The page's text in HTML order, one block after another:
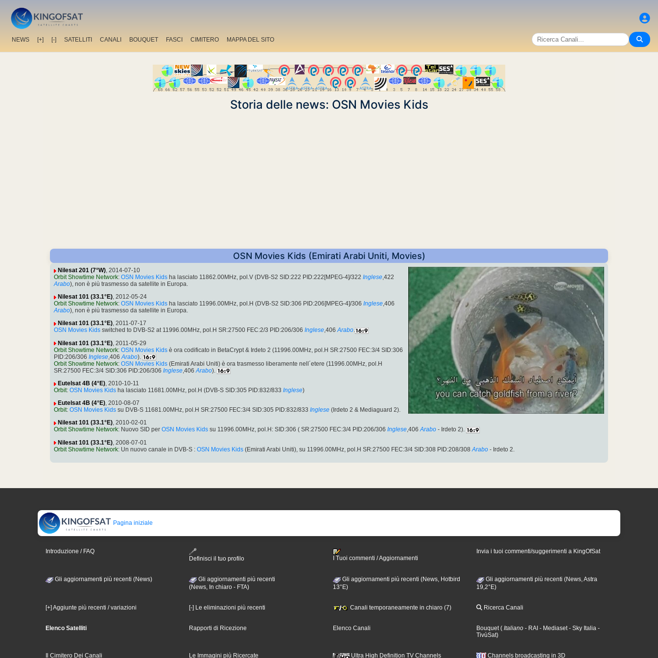
NEWS [+] [-] SATELLITI CANALI BOUQUET FASCI CIMITERO MAPPA DEL SITO
Storia delle news: OSN Movies Kids
OSN Movies Kids (Emirati Arabi Uniti, Movies)
Nilesat 201 (7°W), 2014-07-10
Orbit Showtime Network: OSN Movies Kids ha lasciato 11862.00MHz, pol.V (DVB-S2 SID:222 PID:222[MPEG-4]/322 Inglese,422
Arabo), non è più trasmesso da satellite in Europa.
Nilesat 101 (33.1°E), 2012-05-24
Orbit Showtime Network: OSN Movies Kids ha lasciato 11996.00MHz, pol.H (DVB-S2 SID:306 PID:206[MPEG-4]/306 Inglese,406
Arabo), non è più trasmesso da satellite in Europa.
Nilesat 101 (33.1°E), 2011-07-17
OSN Movies Kids switched to DVB-S2 at 11996.00MHz, pol.H SR:27500 FEC:2/3 PID:206/306 Inglese,406 Arabo.
Nilesat 101 (33.1°E) , 2011-05-29
Orbit Showtime Network: OSN Movies Kids è ora codificato in BetaCrypt & Irdeto 2 (11996.00MHz, pol.H SR:27500 FEC:3/4 SID:306
PID:206/306 Inglese ,406 Arabo).
Orbit Showtime Network: OSN Movies Kids (Emirati Arabi Uniti) è ora trasmesso liberamente nell´etere (11996.00MHz, pol.H
SR:27500 FEC:3/4 SID:306 PID:206/306 Inglese,406 Arabo).
Eutelsat 4B (4°E), 2010-10-11
Orbit: OSN Movies Kids ha lasciato 11681.00MHz, pol.H (DVB-S SID:305 PID:832/833 Inglese)
Eutelsat 4B (4°E), 2010-08-07
Orbit: OSN Movies Kids su DVB-S 11681.00MHz, pol.H SR:27500 FEC:3/4 SID:305 PID:832/833 Inglese (Irdeto 2 & Mediaguard 2).
Nilesat 101 (33.1°E), 2010-02-01
Orbit Showtime Network: Nuovo SID per OSN Movies Kids su 11996.00MHz, pol.H: SID:306 ( SR:27500 FEC:3/4 PID:206/306 Inglese,406 Arabo - Irdeto 2).
Nilesat 101 (33.1°E) , 2008-07-01
Orbit Showtime Network: Un nuovo canale in DVB-S : OSN Movies Kids (Emirati Arabi Uniti), su 11996.00MHz, pol.H SR:27500 FEC:3/4 SID:308 PID:208/308 Arabo - Irdeto 2.
Pagina iniziale
Introduzione / FAQ
Definisci il tuo profilo
I Tuoi commenti / Aggiornamenti
Invia i tuoi commenti/suggerimenti a KingOfSat
Gli aggiornamenti più recenti (News)
Gli aggiornamenti più recenti
(News, In chiaro - FTA)
Gli aggiornamenti più recenti (News, Hotbird
13°E)
Gli aggiornamenti più recenti (News, Astra
19,2°E)
[+] Aggiunte più recenti / variazioni [-] Le eliminazioni più recenti Canali temporaneamente in chiaro (7) Ricerca Canali
Elenco Satelliti Rapporti di Ricezione Elenco Canali Bouquet( Italiano - RAI - Mediaset- Sky Italia -
TivùSat)
Il Cimitero Dei Canali Le Immagini più Ricercate Ultra High Definition TV Channels Channels broadcasting in 3D